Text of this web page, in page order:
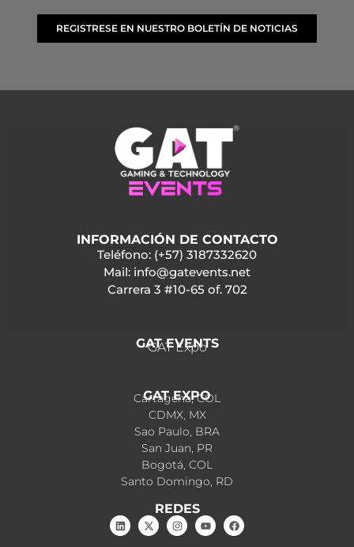
REGISTRESE EN NUESTRO BOLETÍN DE NOTICIAS
INFORMACIÓN DE CONTACTO
Teléfono: (+57) 3187332620
Mail: info@gatevents.net
Carrera 3 #10-65 of. 702
GAT EVENTS
GAT Expo
GAT EXPO
Cartagena, COL
CDMX, MX
Sao Paulo, BRA
San Juan, PR
Bogotá, COL
Santo Domingo, RD
REDES